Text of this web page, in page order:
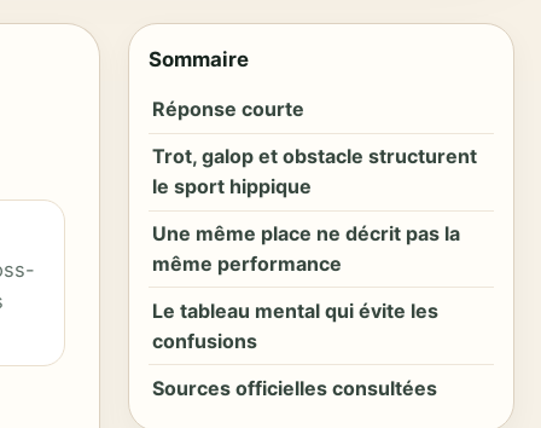
Sommaire
Réponse courte
Trot, galop et obstacle structurent
le sport hippique
Une même place ne décrit pas la
même performance
Le tableau mental qui évite les
confusions
Sources officielles consultées